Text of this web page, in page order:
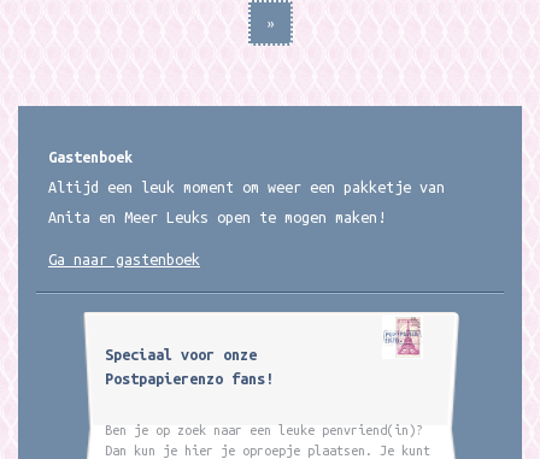
»
Gastenboek
Altijd een leuk moment om weer een pakketje van
Anita en Meer Leuks open te mogen maken!
Ga naar gastenboek
Speciaal voor onze
Postpapierenzo fans!
Ben je op zoek naar een leuke penvriend(in)?
Dan kun je hier je oproepje plaatsen. Je kunt